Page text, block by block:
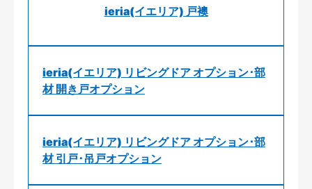
ieria(イエリア) 戸襖
ieria(イエリア) リビングドア オプション･部
材 開き戸オプション
ieria(イエリア) リビングドア オプション･部
材 引戸･吊戸オプション